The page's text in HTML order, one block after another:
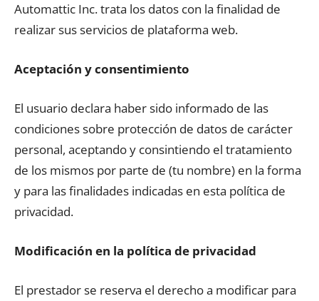
Automattic Inc. trata los datos con la finalidad de
realizar sus servicios de plataforma web.
Aceptación y consentimiento
El usuario declara haber sido informado de las
condiciones sobre protección de datos de carácter
personal, aceptando y consintiendo el tratamiento
de los mismos por parte de (tu nombre) en la forma
y para las finalidades indicadas en esta política de
privacidad.
Modificación en la política de privacidad
El prestador se reserva el derecho a modificar para